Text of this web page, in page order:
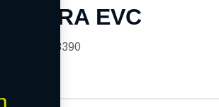
ULTRA EVC
238390